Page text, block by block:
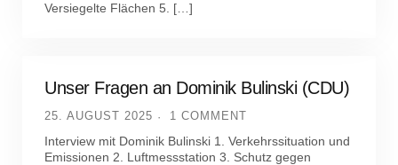
Versiegelte Flächen 5. […]
Unser Fragen an Dominik Bulinski (CDU)
25. AUGUST 2025 1 COMMENT
Interview mit Dominik Bulinski 1. Verkehrssituation und
Emissionen 2. Luftmessstation 3. Schutz gegen